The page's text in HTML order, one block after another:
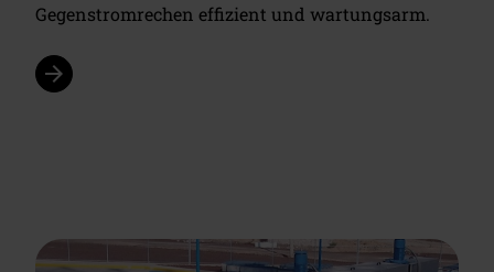
Gegenstromrechen effizient und wartungsarm.
arrow_forward